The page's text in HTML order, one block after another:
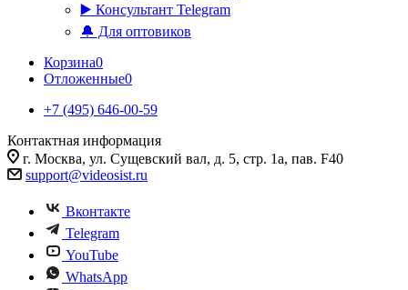
▶️ Консультант Telegram
🔔 Для оптовиков
Корзина0
Отложенные0
+7 (495) 646-00-59
Контактная информация
г. Москва, ул. Сущевский вал, д. 5, стр. 1а, пав. F40
support@videosist.ru
Вконтакте
Telegram
YouTube
WhatsApp